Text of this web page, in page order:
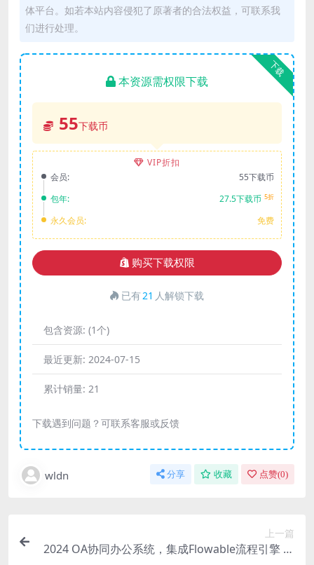
体平台。如若本站内容侵犯了原著者的合法权益，可联系我
们进行处理。
下载
本资源需权限下载
55下载币
VIP折扣
会员:
55下载币
包年:
27.5下载币 5折
永久会员: 免费
购买下载权限
已有21 人解锁下载
包含资源: (1个)
最近更新: 2024-07-15
累计销量: 21
下载遇到问题？可联系客服或反馈
wldn 分享 收藏 点赞(0)
上一篇
2024 OA协同办公系统，集成Flowable流程引擎 可